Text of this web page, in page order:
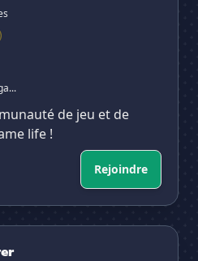
de jeu et de
life !
Rejoindre